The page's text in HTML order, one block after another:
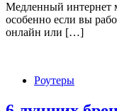
Медленный интернет
особенно если вы
онлайн или […]
Роутеры